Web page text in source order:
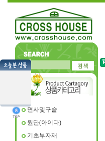
면사및구슬
원단(아이다)
기초부자재